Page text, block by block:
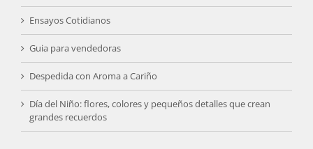
Ensayos Cotidianos
Guia para vendedoras
Despedida con Aroma a Cariño
Día del Niño: flores, colores y pequeños detalles que crean
grandes recuerdos